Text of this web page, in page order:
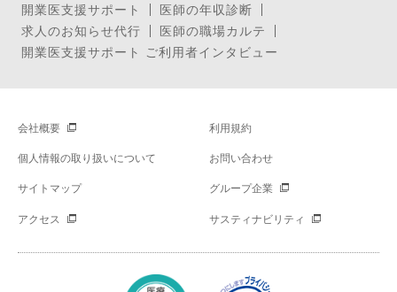
開業医支援サポート
医師の年収診断
求人のお知らせ代行
医師の職場カルテ
開業医支援サポート ご利用者インタビュー
会社概要 利用規約
個人情報の取り扱いについて お問い合わせ
サイトマップ グループ企業
アクセス サスティナビリティ